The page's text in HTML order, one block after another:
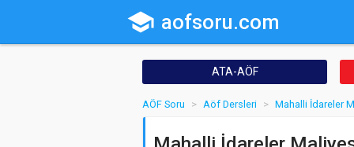
school aofsoru.com
ATA-AÖF
AÖF Soru Aöf Dersleri Mahalli İdareler